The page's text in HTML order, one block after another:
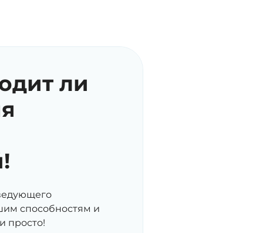
ли
способностям и
просто!